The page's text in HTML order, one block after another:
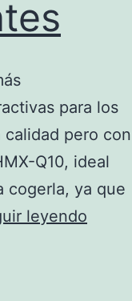
para los
pero con
Q10, ideal
cogerla, ya que
leyendo